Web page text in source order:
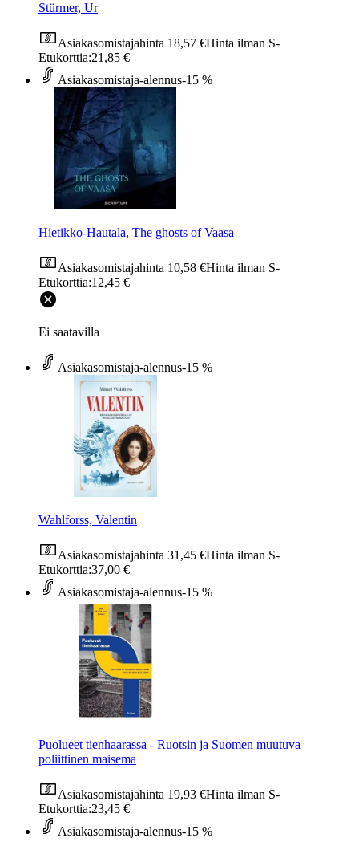
Stürmer, Ur
Asiakasomistajahinta 18,57 €Hinta ilman S-
Etukorttia:21,85 €
Asiakasomistaja-alennus-15 %
Hietikko-Hautala, The ghosts of Vaasa
Asiakasomistajahinta 10,58 €Hinta ilman S-
Etukorttia:12,45 €
Ei saatavilla
Asiakasomistaja-alennus-15 %
Wahlforss, Valentin
Asiakasomistajahinta 31,45 €Hinta ilman S-
Etukorttia:37,00 €
Asiakasomistaja-alennus-15 %
Puolueet tienhaarassa - Ruotsin ja Suomen muutuva
poliittinen maisema
Asiakasomistajahinta 19,93 €Hinta ilman S-
Etukorttia:23,45 €
Asiakasomistaja-alennus-15 %